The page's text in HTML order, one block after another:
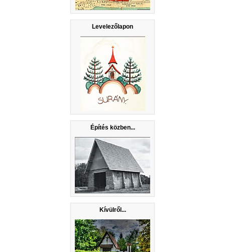
Levelezőlapon
Építés közben...
Kívülről...